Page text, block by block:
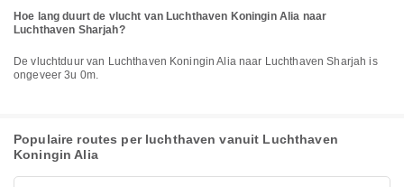
Hoe lang duurt de vlucht van Luchthaven Koningin Alia naar
Luchthaven Sharjah?
De vluchtduur van Luchthaven Koningin Alia naar Luchthaven Sharjah is
ongeveer 3u 0m.
Populaire routes per luchthaven vanuit Luchthaven
Koningin Alia